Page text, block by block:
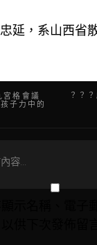
忠延，系山西省
宮格會議
子力中的
？？